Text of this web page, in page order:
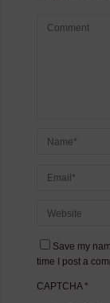
Save my
time I post a
CAPTCHA*